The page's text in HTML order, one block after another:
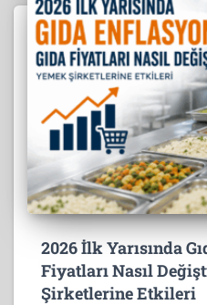
2026 İlk Yarısında
Fiyatları Nasıl
Şirketlerine Etkileri